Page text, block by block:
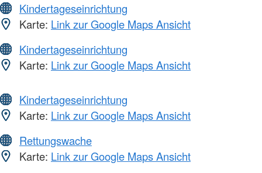
Kindertageseinrichtung
Karte: Link zur Google Maps Ansicht
Kindertageseinrichtung
Karte: Link zur Google Maps Ansicht
Kindertageseinrichtung
Karte: Link zur Google Maps Ansicht
Rettungswache
Karte: Link zur Google Maps Ansicht